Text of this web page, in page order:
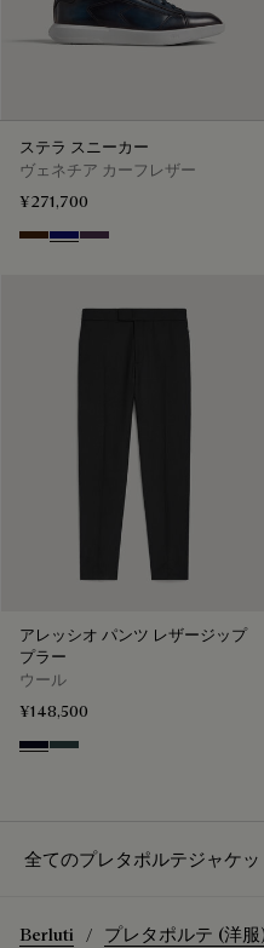
ステラ スニーカー
ヴェネチア カーフレザー
¥271,700
Marrone Intenso
Abisso
Plum
アレッシオ パンツ レザージップ
プラー
ウール
¥148,500
Black & Night Blue
Dark Lead & Mysterious
全てのプレタポルテジャケ
Berluti プレタポルテ (洋服